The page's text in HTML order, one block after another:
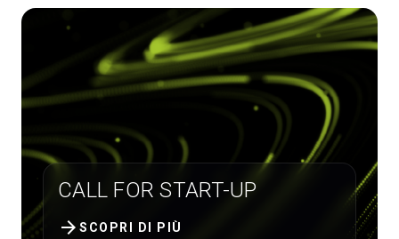
CALL FOR START-UP
SCOPRI DI PIÙ
arrow_forward